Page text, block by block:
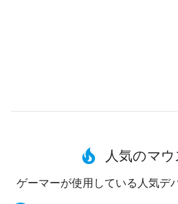
人気のマ
ゲーマーが使用している人気デ